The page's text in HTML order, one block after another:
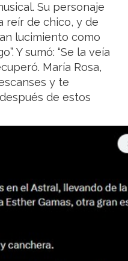
Su personaje
reír de chico, y de
lucimiento como
Y sumó: “Se la veía
María Rosa,
y te
de estos